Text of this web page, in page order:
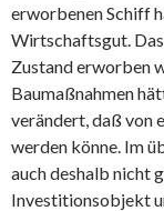
erworbenen Schiff
Wirtschaftsgut.
Zustand erworben
Baumaßnahmen
verändert, daß von
werden könne. Im
auch deshalb nicht
Investitionsobjekt